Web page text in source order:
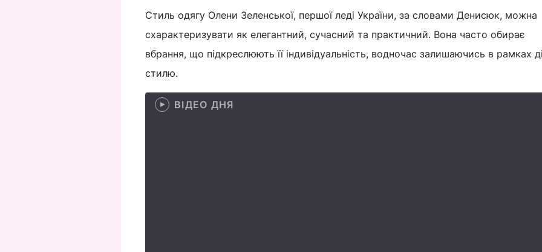
Стиль одягу Олени Зеленської, першої леді України, за словами Денисюк, можна
схарактеризувати як елегантний, сучасний та практичний. Вона часто обирає
вбрання, що підкреслюють її індивідуальність, водночас залишаючись в рамках
стилю.
ВІДЕО ДНЯ